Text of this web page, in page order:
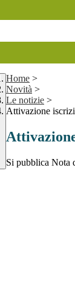
Home >
Novità >
Le notizie >
Attivazione
Si pubblica Nota